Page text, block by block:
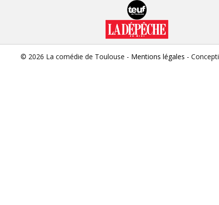
© 2026 La comédie de Toulouse - Mentions légales -